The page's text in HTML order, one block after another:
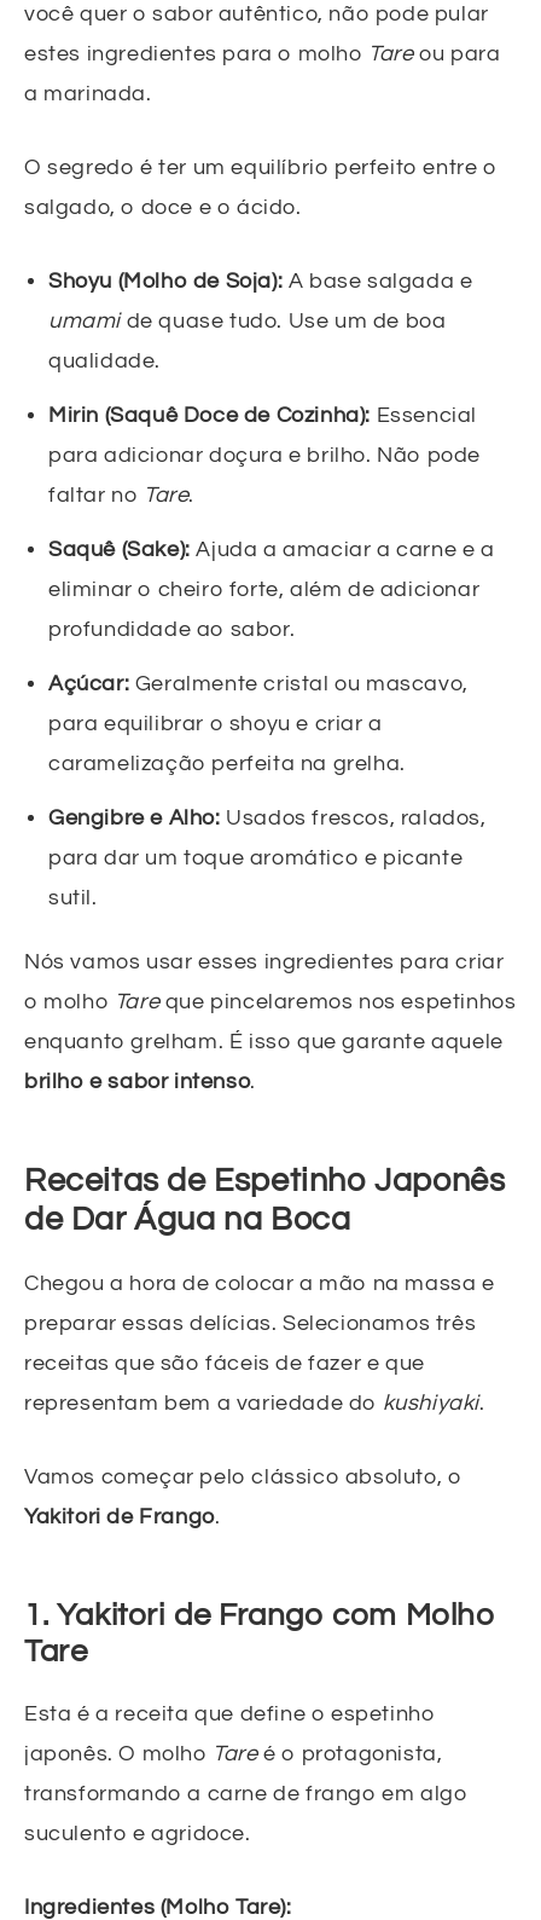
você quer o sabor autêntico, não pode pular
estes ingredientes para o molho Tareou para
a marinada.
O segredo é ter um equilíbrio perfeito entre o
salgado, o doce e o ácido.
Shoyu (Molho de Soja): A base salgada e
umamide quase tudo. Use um de boa
qualidade.
Mirin (Saquê Doce de Cozinha): Essencial
para adicionar doçura e brilho. Não pode
faltar no Tare.
Saquê (Sake): Ajuda a amaciar a carne e a
eliminar o cheiro forte, além de adicionar
profundidade ao sabor.
Açúcar: Geralmente cristal ou mascavo,
para equilibrar o shoyu e criar a
caramelização perfeita na grelha.
Gengibre e Alho: Usados frescos, ralados,
para dar um toque aromático e picante
sutil.
Nós vamos usar esses ingredientes para criar
o molho Tareque pincelaremos nos espetinhos
enquanto grelham. É isso que garante aquele
brilho e sabor intenso.
Receitas de Espetinho Japonês
de Dar Água na Boca
Chegou a hora de colocar a mão na massa e
preparar essas delícias. Selecionamos três
receitas que são fáceis de fazer e que
representam bem a variedade do kushiyaki.
Vamos começar pelo clássico absoluto, o
Yakitori de Frango.
1. Yakitori de Frango com Molho
Tare
Esta é a receita que define o espetinho
japonês. O molho Tareé o protagonista,
transformando a carne de frango em algo
suculento e agridoce.
Ingredientes (Molho Tare):